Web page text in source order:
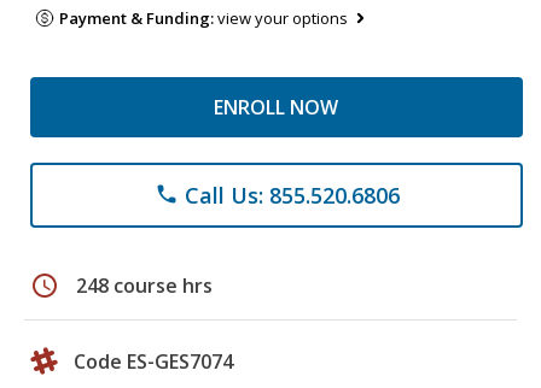
Payment & Funding:view your options
ENROLL NOW
phone Call Us: 855.520.6806
schedule 248 course hrs
Code ES-GES7074